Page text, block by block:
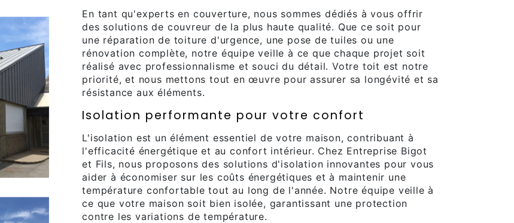
En tant qu'experts en couverture, nous sommes dédiés à vous offrir
des solutions de couvreur de la plus haute qualité. Que ce soit pour
une réparation de toiture d'urgence, une pose de tuiles ou une
rénovation complète, notre équipe veille à ce que chaque projet soit
réalisé avec professionnalisme et souci du détail. Votre toit est notre
priorité, et nous mettons tout en œuvre pour assurer sa longévité et sa
résistance aux éléments.
Isolation performante pour votre confort
L'isolation est un élément essentiel de votre maison, contribuant à
l'efficacité énergétique et au confort intérieur. Chez Entreprise Bigot
et Fils, nous proposons des solutions d'isolation innovantes pour vous
aider à économiser sur les coûts énergétiques et à maintenir une
température confortable tout au long de l'année. Notre équipe veille à
ce que votre maison soit bien isolée, garantissant une protection
contre les variations de température.